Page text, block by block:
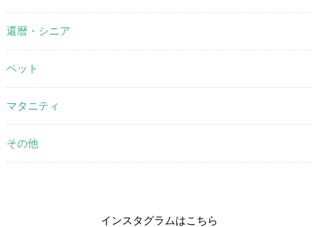
還暦・シニア
ペット
マタニティ
その他
インスタグラムはこちら